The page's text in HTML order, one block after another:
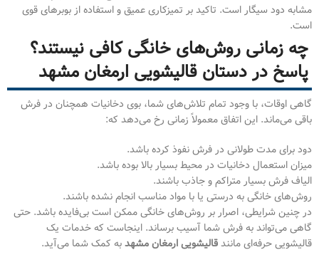
مشابه دود سیگار است. تاکید بر تمیزکاری عمیق و استفاده از بوبرهای قوی
است.
چه زمانی روش‌های خانگی کافی نیستند؟
پاسخ در دستان قالیشویی ارمغان مشهد
گاهی اوقات، با وجود تمام تلاش‌های شما، بوی دخانیات همچنان در فرش
باقی می‌ماند. این اتفاق معمولاً زمانی رخ می‌دهد که:
دود برای مدت طولانی در فرش نفوذ کرده باشد.
میزان استعمال دخانیات در محیط بسیار بالا بوده باشد.
الیاف فرش بسیار متراکم و جاذب باشند.
روش‌های خانگی به درستی یا با مواد مناسب انجام نشده باشند.
در چنین شرایطی، اصرار بر روش‌های خانگی ممکن است بی‌فایده باشد. حتی
گاهی می‌تواند به فرش شما آسیب برساند. اینجاست که خدمات یک
قالیشویی حرفه‌ای مانندقالیشویی ارمغان مشهدبه کمک شما می‌آید.